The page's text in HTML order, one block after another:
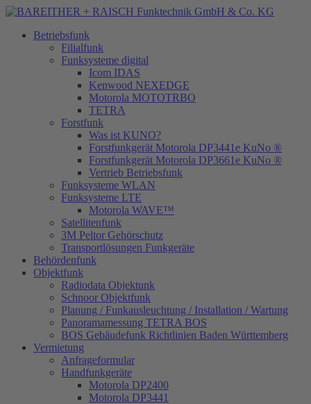
Betriebsfunk
Filialfunk
Funksysteme digital
Icom IDAS
Kenwood NEXEDGE
Motorola MOTOTRBO
TETRA
Forstfunk
Was ist KUNO?
Forstfunkgerät Motorola DP3441e KuNo ®
Forstfunkgerät Motorola DP3661e KuNo ®
Vertrieb Betriebsfunk
Funksysteme WLAN
Funksysteme LTE
Motorola WAVE™
Satellitenfunk
3M Peltor Gehörschutz
Transportlösungen Funkgeräte
Behördenfunk
Objektfunk
Radiodata Objektunk
Schnoor Objektfunk
Planung / Funkausleuchtung / Installation / Wartung
Panoramamessung TETRA BOS
BOS Gebäudefunk Richtlinien Baden Württemberg
Vermietung
Anfrageformular
Handfunkgeräte
Motorola DP2400
Motorola DP3441